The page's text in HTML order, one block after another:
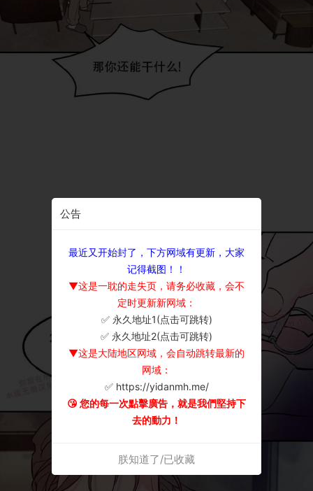
公告
最近又开始封了，下方网域有更新，大家
记得截图！！
▼这是一耽的走失页，请务必收藏，会不
定时更新新网域：
✅ 永久地址1(点击可跳转)
✅ 永久地址2(点击可跳转)
▼这是大陆地区网域，会自动跳转最新的
网域：
✅ https://yidanmh.me/
😘 您的每一次點擊廣告，就是我們堅持下
去的動力！
朕知道了/已收藏